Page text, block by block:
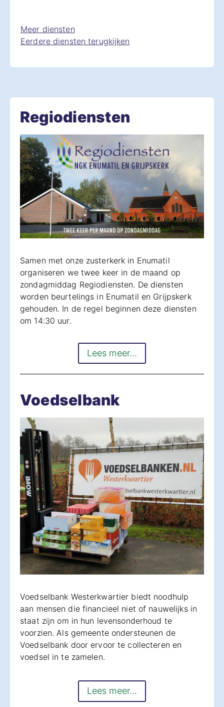
Meer diensten
Eerdere diensten terugkijken
Regiodiensten
Samen met onze zusterkerk in Enumatil
organiseren we twee keer in de maand op
zondagmiddag Regiodiensten. De diensten
worden beurtelings in Enumatil en Grijpskerk
gehouden. In de regel beginnen deze diensten
om 14:30 uur.
Lees meer…
Voedselbank
Voedselbank Westerkwartier biedt noodhulp
aan mensen die financieel niet of nauwelijks in
staat zijn om in hun levensonderhoud te
voorzien. Als gemeente ondersteunen de
Voedselbank door ervoor te collecteren en
voedsel in te zamelen.
Lees meer…